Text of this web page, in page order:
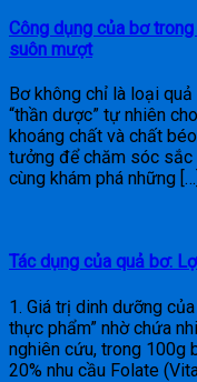
Công dụng của bơ
suôn mượt
Bơ không chỉ là loại
“thần dược” tự nhiên
khoáng chất và chất
tưởng để chăm sóc sắc
cùng khám phá những […]
Tác dụng của quả bơ:
1. Giá trị dinh dưỡng
thực phẩm” nhờ chứa
nghiên cứu, trong 100g
20% nhu cầu Folate